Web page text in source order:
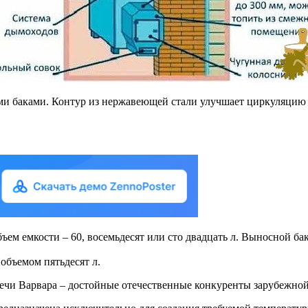
Контур из нержавеющей стали улучшает циркуляцию
емкости – 60, восемьдесят или сто двадцать л. Выносной
пятьдесят л.